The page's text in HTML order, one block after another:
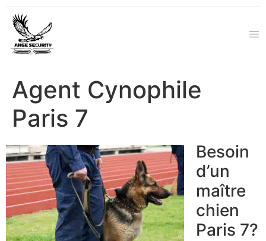
Agent Cynophile
Paris 7
Besoin
d’un
maître
chien
Paris 7?